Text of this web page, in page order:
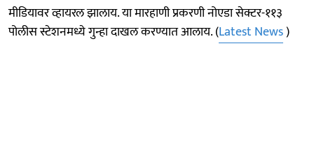
मीडियावर व्हायरल झालाय. या मारहाणी प्रकरणी नोएडा सेक्टर-११३
पोलीस स्टेशनमध्ये गुन्हा दाखल करण्यात आलाय. (Latest News)